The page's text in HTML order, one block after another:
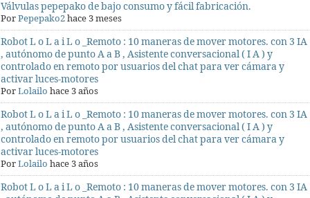
Válvulas pepepako de bajo consumo y fácil fabricación.
PorPepepako2hace 3 meses
Robot L o L a i L o _Remoto : 10 maneras de mover motores. con 3 IA
, autónomo de punto A a B , Asistente conversacional ( I A ) y
controlado en remoto por usuarios del chat para ver cámara y
activar luces-motores
PorLolailo hace 3 años
Robot L o L a i L o _Remoto : 10 maneras de mover motores. con 3 IA
, autónomo de punto A a B , Asistente conversacional ( I A ) y
controlado en remoto por usuarios del chat para ver cámara y
activar luces-motores
PorLolailo hace 3 años
Robot L o L a i L o _Remoto : 10 maneras de mover motores. con 3 IA